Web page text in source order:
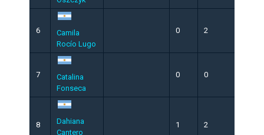
6
Camila
Rocío Lugo
0 2
7
Catalina
Fonseca
0 0
8
Dahiana
Cantero
1 2